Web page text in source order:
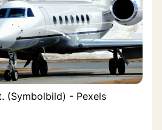
(Symbolbild) - Pexels